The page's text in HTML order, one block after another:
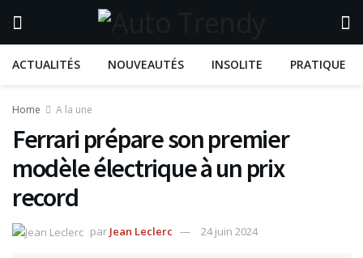
ACTUALITÉS NOUVEAUTÉS INSOLITE PRATIQUE
Home A la une
Ferrari prépare son premier
modèle électrique à un prix
record
par Jean Leclerc 24 juin 2024